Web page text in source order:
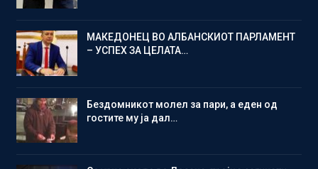
МАКЕДОНЕЦ ВО АЛБАНСКИОТ ПАРЛАМЕНТ
– УСПЕХ ЗА ЦЕЛАТА…
Бездомникот молел за пари, а еден од
гостите му ја дал…